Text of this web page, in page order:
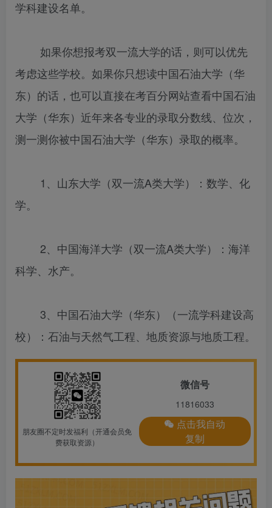
学科建设名单。
如果你想报考双一流大学的话，则可以优先
考虑这些学校。如果你只想读中国石油大学（华
东）的话，也可以直接在考百分网站查看中国石油
大学（华东）近年来各专业的录取分数线、位次，
测一测你被中国石油大学（华东）录取的概率。
1、山东大学（双一流A类大学）：数学、化
学。
2、中国海洋大学（双一流A类大学）：海洋
科学、水产。
3、中国石油大学（华东）（一流学科建设高
校）：石油与天然气工程、地质资源与地质工程。
朋友圈不定时发福利（开通会员免
费获取资源）
微信号
11816033
点击我自动
复制